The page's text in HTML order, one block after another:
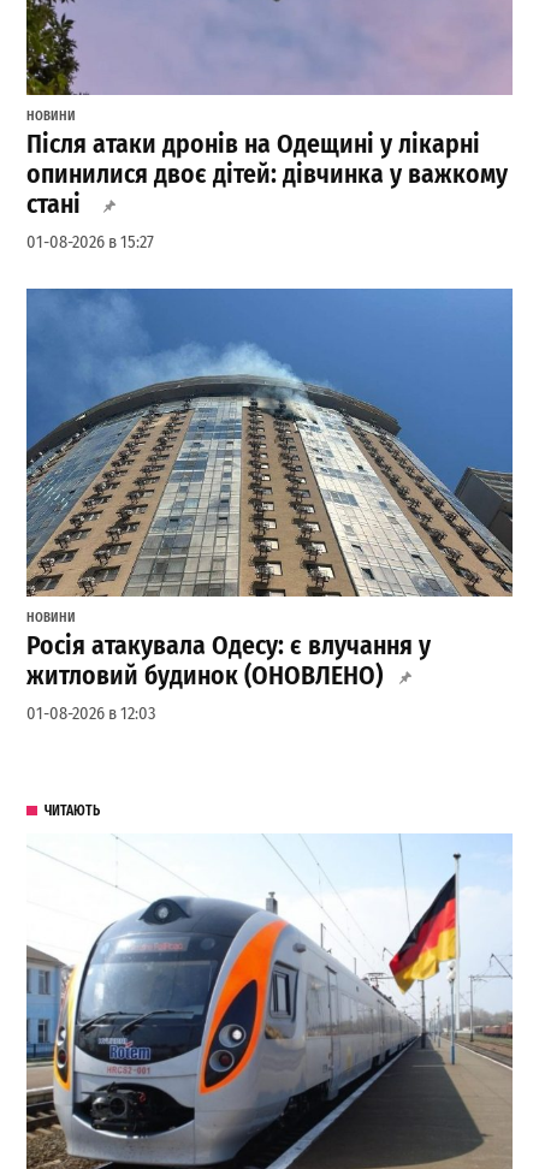
НОВИНИ
Після атаки дронів на Одещині у лікарні
опинилися двоє дітей: дівчинка у важкому
стані
01-08-2026 в 15:27
НОВИНИ
Росія атакувала Одесу: є влучання у
житловий будинок (ОНОВЛЕНО)
01-08-2026 в 12:03
ЧИТАЮТЬ